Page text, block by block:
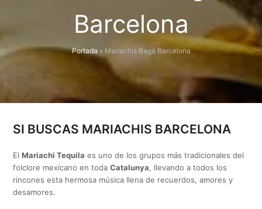
Barcelona
Portada » Mariachis Bagá Barcelona
SI BUSCAS MARIACHIS BARCELONA
ElMariachi Tequila es uno de los grupos más tradicionales del
folclore mexicano en todaCatalunya, llevando a todos los
rincones esta hermosa música llena de recuerdos, amores y
desamores.